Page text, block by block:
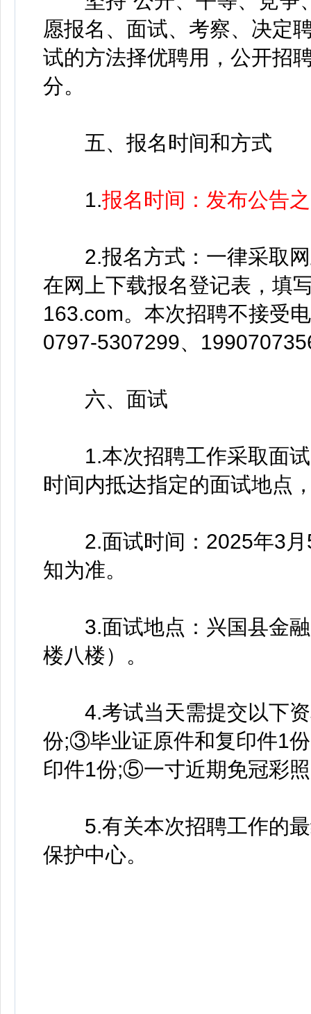
愿报名、面试、考察、决定
试的方法择优聘用，公开招
分。
五、报名时间和方式
1.报名时间：发布公告
2.报名方式：一律采取网
在网上下载报名登记表，填
163.com。本次招聘不接受
0797-5307299、
六、面试
1.本次招聘工作采取面试
时间内抵达指定的面试地点
2.面试时间：2025年3月5
知为准。
3.面试地点：兴国县金融
楼八楼）。
4.考试当天需提交以下资
份;③毕业证原件和复印件1
印件1份;⑤一寸近期免冠彩
5.有关本次招聘工作的最
保护中心。